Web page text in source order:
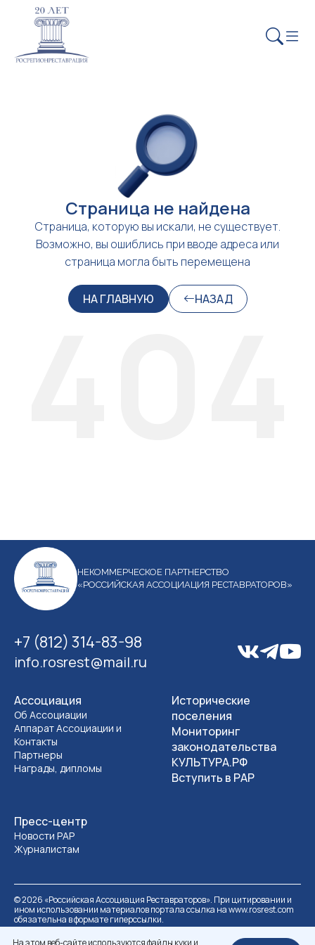
Страница не найдена
Страница, которую вы искали, не существует.
Возможно, вы ошиблись при вводе адреса или
страница могла быть перемещена
НА ГЛАВНУЮ НАЗАД
На этом веб-сайте используются файлы куки и
НЕКОММЕРЧЕСКОЕ ПАРТНЕРСТВО
«РОССИЙСКАЯ АССОЦИАЦИЯ РЕСТАВРАТОРОВ»
+7 (812) 314-83-98
info.rosrest@mail.ru
Ассоциация
Об Ассоциации
Аппарат Ассоциации и
Контакты
Партнеры
Награды, дипломы
Пресс-центр
Новости РАР
Журналистам
Исторические
поселения
Мониторинг
законодательства
КУЛЬТУРА.РФ
Вступить в РАР
©2026 «Российская Ассоциация Реставраторов». При цитировании и
ином использовании материалов портала ссылка на www.rosrest.com
обязательна в формате гиперссылки.
Политика обработки персональных данных
Разработка сайта